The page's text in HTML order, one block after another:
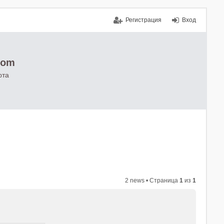
Вход
Регистрация
2 news • Страница1 из1